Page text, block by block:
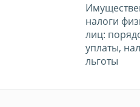
налоги
лиц:
уплаты,
льготы